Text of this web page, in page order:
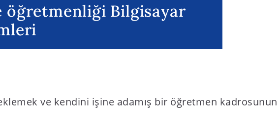
öğretmenliği Bilgisayar
Bilgisayar Bilimleri
ve kendini işine adamış bir öğretmen kadrosunun